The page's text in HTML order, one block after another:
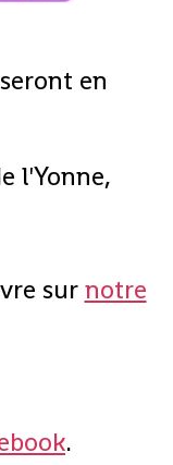
en
l'Yonne,
surnotre
.